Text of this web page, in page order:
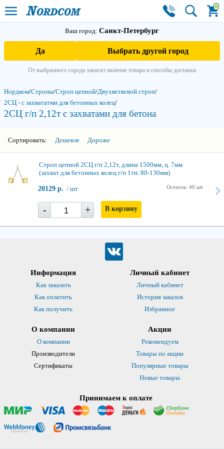
0
Ваш город: Санкт-Петербург
Да Выбрать другой город
От выбранного города зависят наличие товара и способы доставки
Нордком/Стропы/Строп цепной/Двухветвевой строп/
2СЦ - с захвататми для бетонных колец/
2СЦ г/п 2,12т с захватами для бетона
Сортировать: Дешевле Дороже
Строп цепной 2СЦ г/п 2,12т, длина 1500мм, ц. 7мм
(захват для бетонных колец г/п 1тн. 80-130мм)
Остаток: 40 шт
20129 р. / шт
- + В корзину
Информация
Как заказать
Как оплатить
Как получить
Личный кабинет
Личный кабинет
История заказов
Избранное
О компании
О компании
Производители
Сертификаты
Акции
Рекомендуем
Товары по акции
Популярные товары
Новые товары
Принимаем к оплате